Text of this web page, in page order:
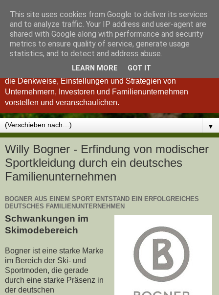
Königsinvestor
"Wer verstanden hat, was einen guten Investor ausmacht, ist
auch ein besserer Unternehmer und umgekehrt." so Charlie
Munger. Deshalb möchten wir Ihnen im Königsinvestor-Blog
die Denkweise, Einstellungen und Strategien von
Unternehmern, Investoren und Familienunternehmen
vorstellen und veranschaulichen.
▼
Willy Bogner - Erfindung von modischer
Sportkleidung durch ein deutsches
Familienunternehmen
BOGNER AUS EINEM SPORT ENTSTAND EIN ERFOLGREICHES
DEUTSCHES FAMILIENUNTERNEHMEN
Schwankungen im
Skimodebereich
Bogner ist eine starke Marke
im Bereich der Ski- und
Sportmoden, die gerade
durch eine starke Präsenz in
der deutschen
This site uses cookies from Google to deliver its services
and to analyze traffic. Your IP address and user-agent are
shared with Google along with performance and security
metrics to ensure quality of service, generate usage
statistics, and to detect and address abuse.
LEARN MORE GOT IT